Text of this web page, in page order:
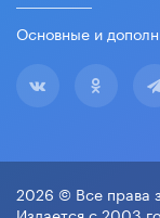
Основные и
2026 © Все права